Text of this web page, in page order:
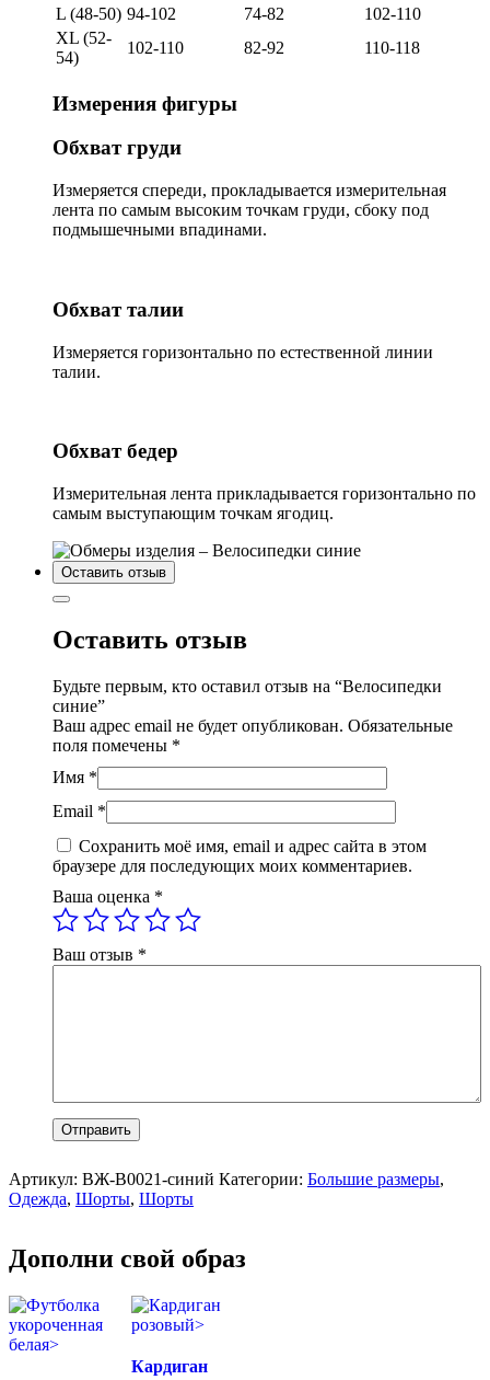
L (48-50) 94-102 74-82
102-110
XL (52-
54)
102-110 82-92 110-118
Измерения фигуры
Обхват груди
Измеряется спереди, прокладывается измерительная
лента по самым высоким точкам груди, сбоку под
подмышечными впадинами.
Обхват талии
Измеряется горизонтально по естественной линии
талии.
Обхват бедер
Измерительная лента прикладывается горизонтально по
самым выступающим точкам ягодиц.
Оставить отзыв
Оставить отзыв
Будьте первым, кто оставил отзыв на “Велосипедки
синие”
Ваш адрес email не будет опубликован. Обязательные
поля помечены *
Имя *
Email *
Сохранить моё имя, email и адрес сайта в этом
браузере для последующих моих комментариев.
Ваша оценка *
Ваш отзыв *
Артикул: ВЖ-В0021-синий Категории: Большие размеры,
Одежда, Шорты, Шорты
Дополни свой образ
Кардиган